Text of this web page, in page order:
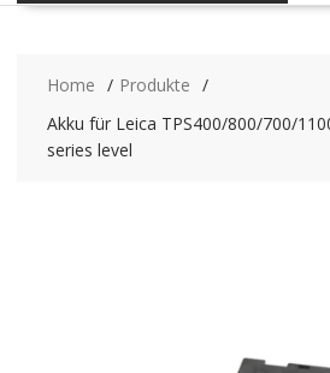
Home
Produkte
Akku für Leica TPS400/800/700/
series level